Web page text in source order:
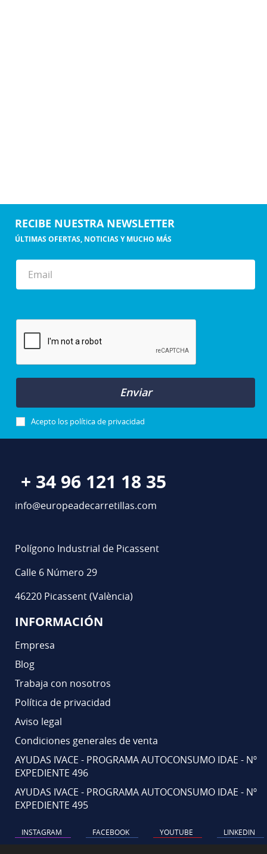
RECIBE NUESTRA NEWSLETTER
ÚLTIMAS OFERTAS, NOTICIAS Y MUCHO MÁS
Enviar
Acepto los política de privacidad
+ 34 96 121 18 35
info@europeadecarretillas.com
Polígono Industrial de Picassent
Calle 6 Número 29
46220 Picassent (València)
INFORMACIÓN
Empresa
Blog
Trabaja con nosotros
Política de privacidad
Aviso legal
Condiciones generales de venta
AYUDAS IVACE - PROGRAMA AUTOCONSUMO IDAE - Nº
EXPEDIENTE 496
AYUDAS IVACE - PROGRAMA AUTOCONSUMO IDAE - Nº
EXPEDIENTE 495
INSTAGRAM FACEBOOK YOUTUBE LINKEDIN